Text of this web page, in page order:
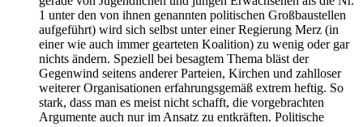
1 unter den von ihnen genannten politischen Großbaustellen
aufgeführt) wird sich selbst unter einer Regierung Merz (in
einer wie auch immer gearteten Koalition) zu wenig oder gar
nichts ändern. Speziell bei besagtem Thema bläst der
Gegenwind seitens anderer Parteien, Kirchen und zahlloser
weiterer Organisationen erfahrungsgemäß extrem heftig. So
stark, dass man es meist nicht schafft, die vorgebrachten
Argumente auch nur im Ansatz zu entkräften. Politische